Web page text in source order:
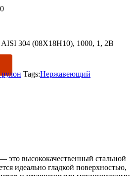
304 (08Х18Н10), 1000, 1, 2B
Tags:Нержавеющий
это высококачественный стальной
идеально гладкой поверхностью,